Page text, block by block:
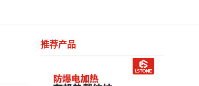
推荐产品